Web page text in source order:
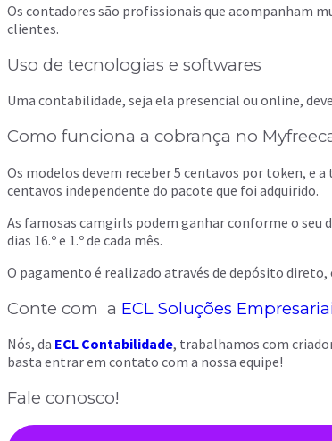
Os contadores são profissionais que acompanham
clientes.
Uso de tecnologias e softwares
Uma contabilidade, seja ela presencial ou online,
Como funciona a cobrança no
Os modelos devem receber 5 centavos por token, e
centavos independente do pacote que foi adquirido.
As famosas camgirls podem ganhar conforme o
dias 16.º e 1.º de cada mês.
O pagamento é realizado através de depósito
Conte com a ECL Soluções
Nós, da ECL Contabilidade, trabalhamos com
basta entrar em contato com a nossa equipe!
Fale conosco!